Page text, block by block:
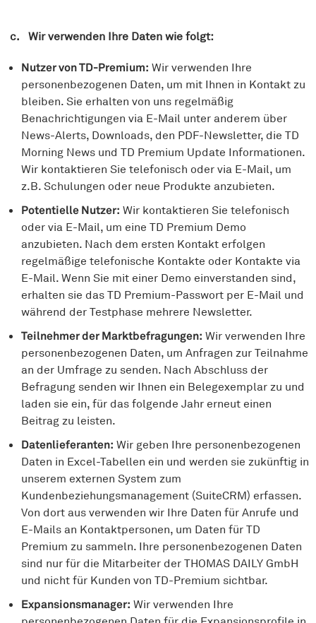
c. Wir verwenden Ihre Daten wie folgt:
Nutzer von TD-Premium: Wir verwenden Ihre
personenbezogenen Daten, um mit Ihnen in Kontakt zu
bleiben. Sie erhalten von uns regelmäßig
Benachrichtigungen via E-Mail unter anderem über
News-Alerts, Downloads, den PDF-Newsletter, die TD
Morning News und TD Premium Update Informationen.
Wir kontaktieren Sie telefonisch oder via E-Mail, um
z.B. Schulungen oder neue Produkte anzubieten.
Potentielle Nutzer: Wir kontaktieren Sie telefonisch
oder via E-Mail, um eine TD Premium Demo
anzubieten. Nach dem ersten Kontakt erfolgen
regelmäßige telefonische Kontakte oder Kontakte via
E-Mail. Wenn Sie mit einer Demo einverstanden sind,
erhalten sie das TD Premium-Passwort per E-Mail und
während der Testphase mehrere Newsletter.
Teilnehmer der Marktbefragungen: Wir verwenden Ihre
personenbezogenen Daten, um Anfragen zur Teilnahme
an der Umfrage zu senden. Nach Abschluss der
Befragung senden wir Ihnen ein Belegexemplar zu und
laden sie ein, für das folgende Jahr erneut einen
Beitrag zu leisten.
Datenlieferanten: Wir geben Ihre personenbezogenen
Daten in Excel-Tabellen ein und werden sie zukünftig in
unserem externen System zum
Kundenbeziehungsmanagement (SuiteCRM) erfassen.
Von dort aus verwenden wir Ihre Daten für Anrufe und
E-Mails an Kontaktpersonen, um Daten für TD
Premium zu sammeln. Ihre personenbezogenen Daten
sind nur für die Mitarbeiter der THOMAS DAILY GmbH
und nicht für Kunden von TD-Premium sichtbar.
Expansionsmanager: Wir verwenden Ihre